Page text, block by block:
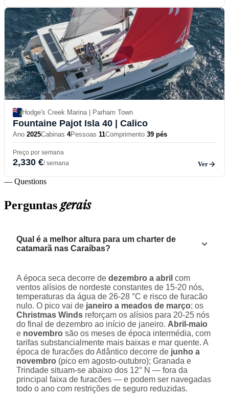
Hodge's Creek Marina | Parham Town
Fountaine Pajot Isla 40 | Calico
Ano 2025Cabinas 4Pessoas 11Comprimento 39 pés
Preço por semana
2,330 €/ semana Ver
— Questions
Perguntasgerais
Qual é a melhor altura para um charter de
catamarã nas Caraíbas?
A época seca decorre de dezembro a abril com
ventos alísios de nordeste constantes de 15-20 nós,
temperaturas da água de 26-28 °C e risco de furacão
nulo. O pico vai de janeiro a meados de março; os
Christmas Winds reforçam os alísios para 20-25 nós
do final de dezembro ao início de janeiro. Abril-maio
e novembro são os meses de época intermédia, com
tarifas substancialmente mais baixas e mar quente. A
época de furacões do Atlântico decorre de junho a
novembro (pico em agosto-outubro); Granada e
Trindade situam-se abaixo dos 12° N — fora da
principal faixa de furacões — e podem ser navegadas
todo o ano com restrições de seguro reduzidas.